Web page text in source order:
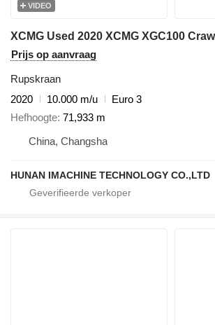
VIDEO
Prijs op aanvraag
Rupskraan
2020
10.000 m/u
Euro 3
Hefhoogte 71,933 m
China, Changsha
HUNAN IMACHINE TECHNOLOGY CO.,LTD